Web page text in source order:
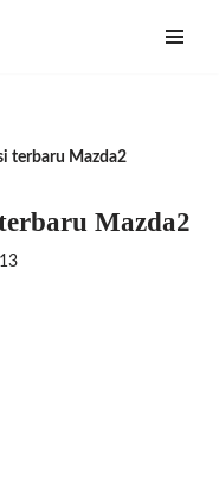
terbaru Mazda2
Mazda2